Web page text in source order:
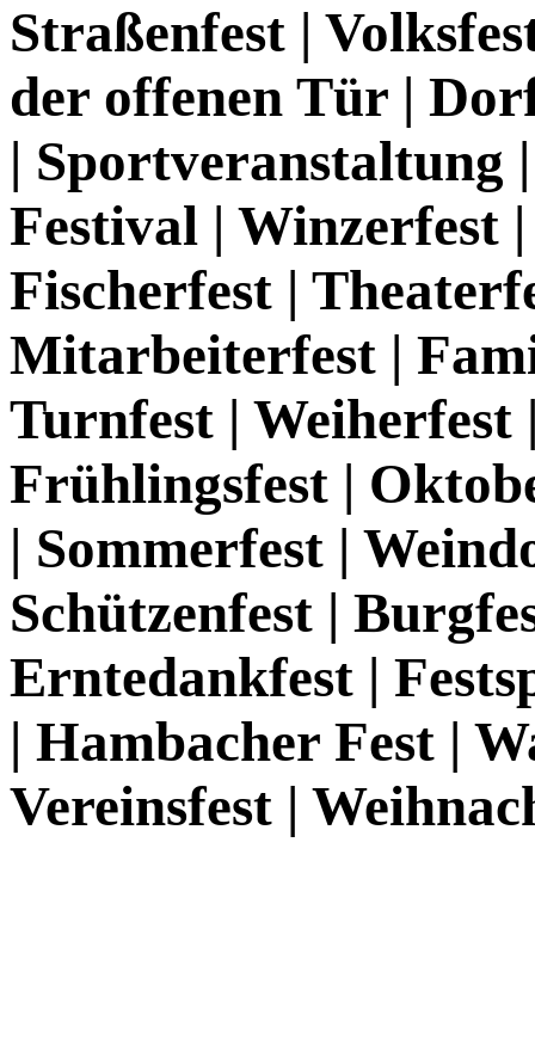
Straßenfest |
der offenen Tür |
| Sportveranstaltung
Festival | Winzerfest
Fischerfest |
Mitarbeiterfest |
Turnfest | Weiherfest
Frühlingsfest |
| Sommerfest |
Schützenfest |
Erntedankfest |
| Hambacher Fest |
Vereinsfest |